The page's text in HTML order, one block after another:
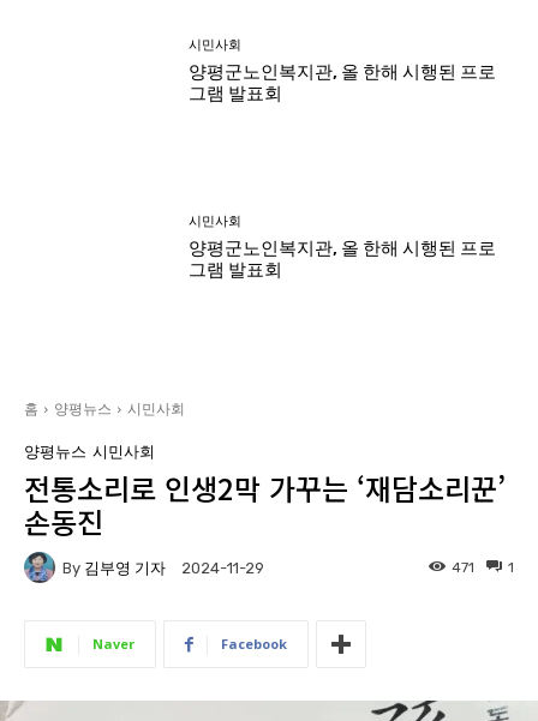
시민사회
양평군노인복지관, 올 한해 시행된 프로
그램 발표회
시민사회
양평군노인복지관, 올 한해 시행된 프로
그램 발표회